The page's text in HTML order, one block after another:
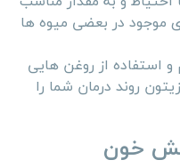
موجود در بعضی میوه ها
استفاده از روغن هایی
روند درمان شما را
خون